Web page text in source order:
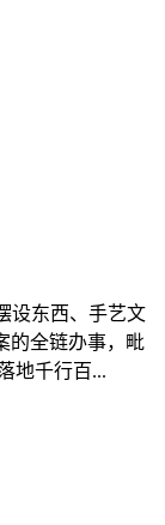
设东西、手艺文
的全链办事，毗
地千行百...